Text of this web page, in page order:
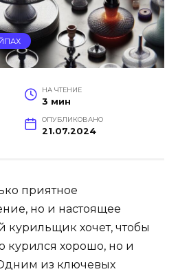
НА ЧТЕНИЕ
3 мин
ОПУБЛИКОВАНО
21.07.2024
приятное
но и настоящее
курильщик хочет, чтобы
курился хорошо, но и
из ключевых